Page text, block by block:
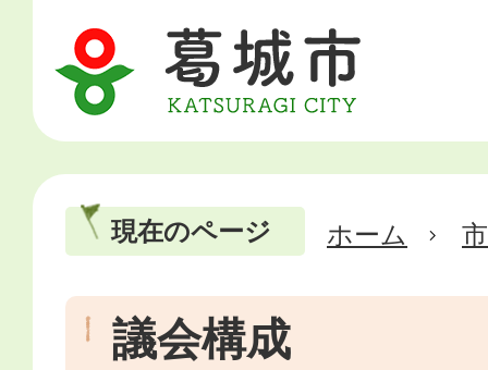
現在のページ ホーム
議会構成